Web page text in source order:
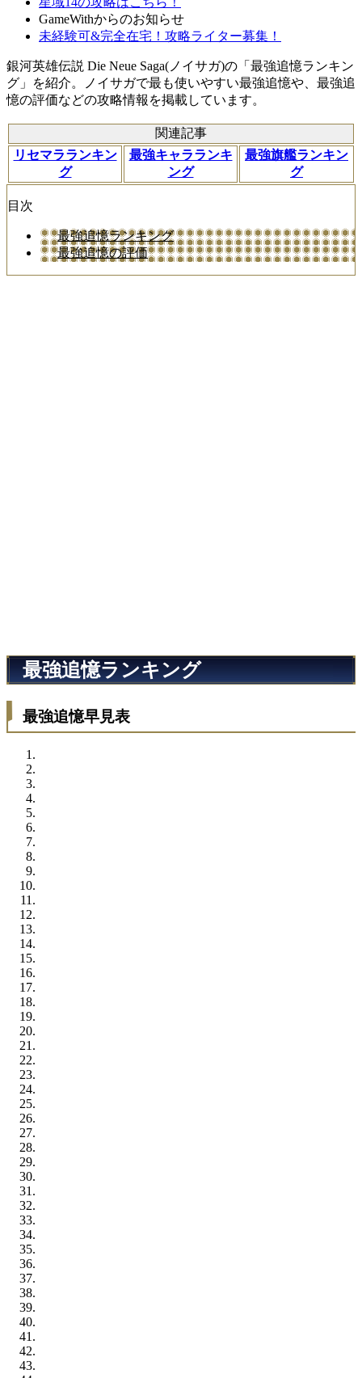
GameWithからのお知らせ
未経験可&完全在宅！攻略ライター募集！
銀河英雄伝説 Die Neue Saga(ノイサガ)の「最強追憶ランキン
グ」を紹介。ノイサガで最も使いやすい最強追憶や、最強追
憶の評価などの攻略情報を掲載しています。
関連記事
リセマラランキン
グ
最強キャラランキ
ング
最強旗艦ランキン
グ
目次
最強追憶ランキング
最強追憶の評価
最強追憶ランキング
最強追憶早見表